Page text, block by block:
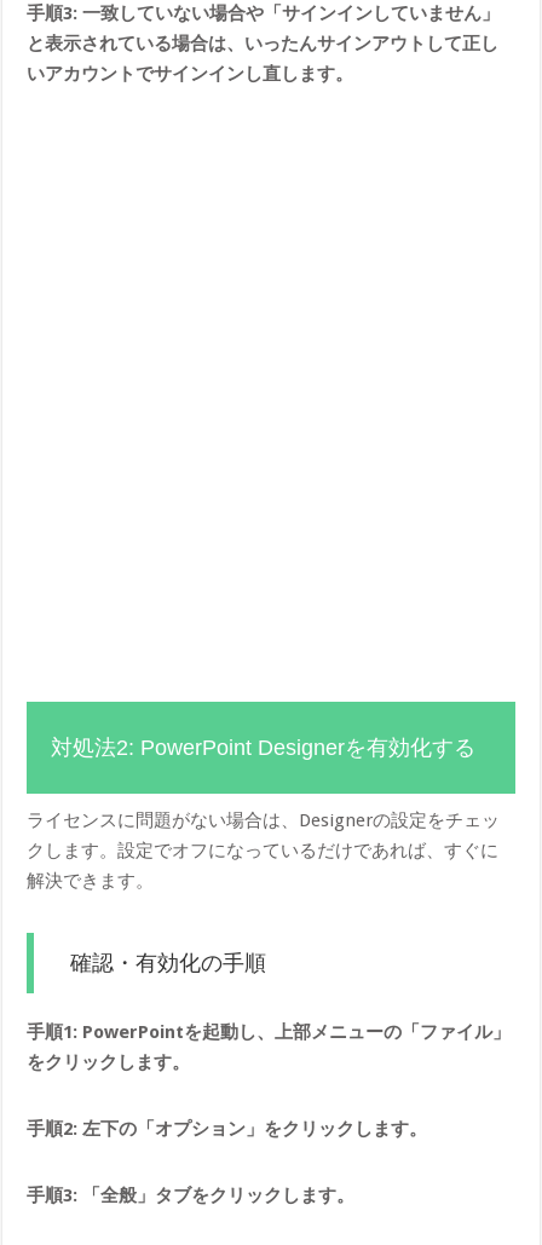
手順3: 一致していない場合や「サインインしていません」
と表示されている場合は、いったんサインアウトして正し
いアカウントでサインインし直します。
対処法2: PowerPoint Designerを有効化する
ライセンスに問題がない場合は、Designerの設定をチェッ
クします。設定でオフになっているだけであれば、すぐに
解決できます。
確認・有効化の手順
手順1: PowerPointを起動し、上部メニューの「ファイル」
をクリックします。
手順2: 左下の「オプション」をクリックします。
手順3: 「全般」タブをクリックします。